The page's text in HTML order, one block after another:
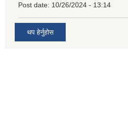
Post date: 10/26/2024 - 13:14
थप हेर्नुहोस